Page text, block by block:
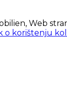
, Web
o korištenju